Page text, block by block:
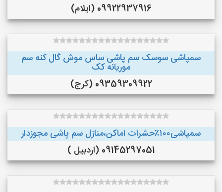
09922937916 (ایلام)
سمپاشی سوسک سم پاشی ساس موش گال کنه سم
موریانه کک
09359309922 (کرج)
سمپاشی۱۰۰٪حشرات اماکن،منازل سم پاشی مجوزدار
09145297051 (اردبیل )